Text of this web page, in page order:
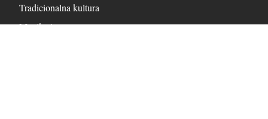
Tradicionalna kultura
Muzika i umetnost